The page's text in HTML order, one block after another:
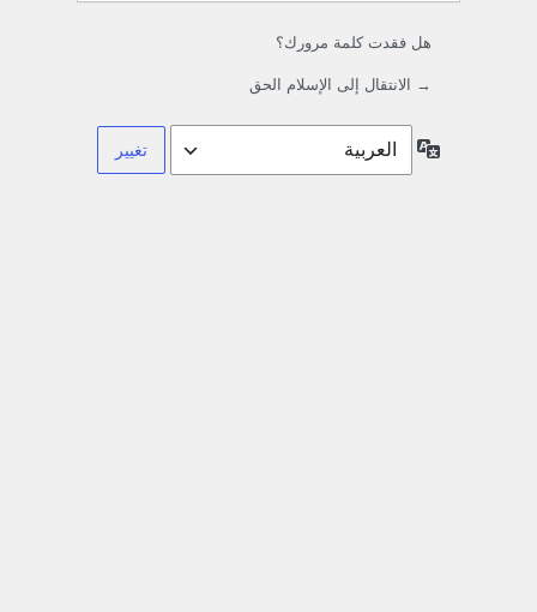
هل فقدت كلمة مرورك؟
→ الانتقال إلى الإسلام الحق
اللغة